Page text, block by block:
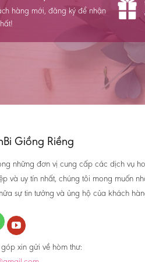
hàng mới, đăng ký để nhận
Giồng Riềng
những đơn vị cung cấp các dịch vụ
và uy tín nhất, chúng tôi mong muốn
sự tin tưởng và ủng hộ của khách
xin gửi về hòm thư: